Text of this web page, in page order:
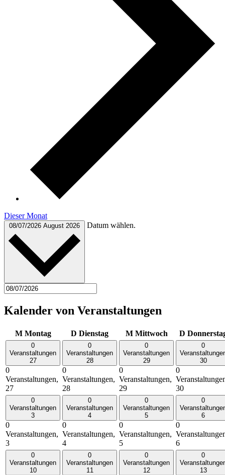
Dieser Monat
08/07/2026 August 2026 Datum wählen.
Kalender von Veranstaltungen
M Montag D Dienstag M Mittwoch D
0
Veranstaltungen
27
0
Veranstaltungen,
27
0
Veranstaltungen
28
0
Veranstaltungen,
28
0
Veranstaltungen
29
0
Veranstaltungen,
29
0
30
0
30
0
Veranstaltungen
3
0
Veranstaltungen,
3
0
Veranstaltungen
4
0
Veranstaltungen,
4
0
Veranstaltungen
5
0
Veranstaltungen,
5
0
6
0
6
0
Veranstaltungen
10
0
Veranstaltungen
11
0
Veranstaltungen
12
0
13